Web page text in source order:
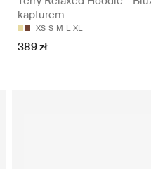
kapturem
XS S M L XL
389 zł